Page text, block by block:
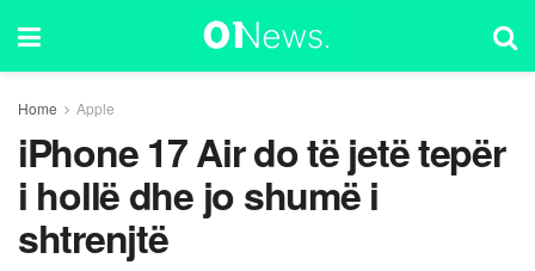
Home Apple
iPhone 17 Air do të jetë tepër
i hollë dhe jo shumë i
shtrenjtë